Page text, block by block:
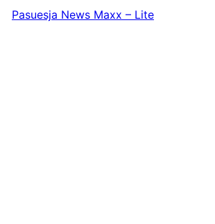
Pasuesja News Maxx – Lite